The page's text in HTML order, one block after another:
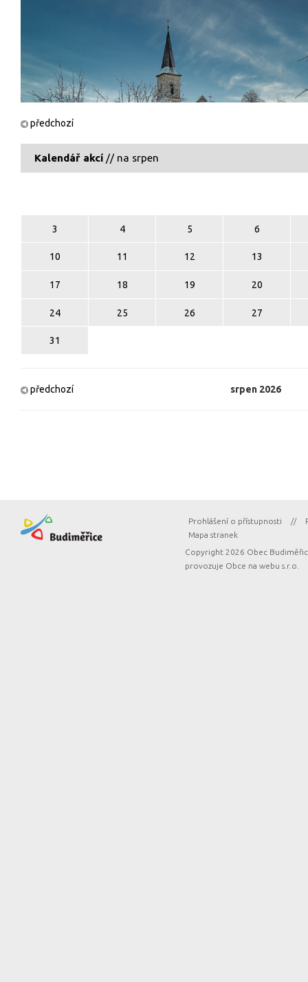
předchozí
Kalendář akcí // na srpen
3 4 5 6
10 11 12 13
17 18 19 20
24 25 26 27
31
předchozí srpen 2026
Prohlášení o přístupnosti //
Mapa stranek
Copyright 2026 Obec
provozuje Obce na webu s.r.o.